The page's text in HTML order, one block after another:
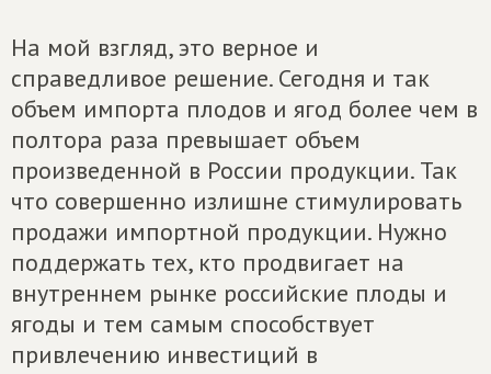
На мой взгляд, это верное и
справедливое решение. Сегодня и так
объем импорта плодов и ягод более чем в
полтора раза превышает объем
произведенной в России продукции. Так
что совершенно излишне стимулировать
продажи импортной продукции. Нужно
поддержать тех, кто продвигает на
внутреннем рынке российские плоды и
ягоды и тем самым способствует
привлечению инвестиций в